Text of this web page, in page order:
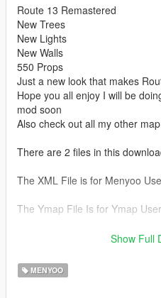
Route 13 Remastered
New Trees
New Lights
New Walls
550 Props
Just a new look that makes
Hope you all enjoy I will be
mod soon
Also check out all my other
There are 2 files in this
The XML File is for Menyoo
The Ymap File Is for Ymap
Please subscribe to my
Updates
Show Full
MENYOO